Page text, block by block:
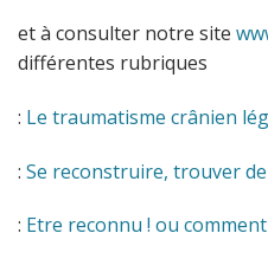
et à consulter notre site
différentes rubriques
: Le traumatisme crânien
: Se reconstruire, trouver
: Etre reconnu ! ou